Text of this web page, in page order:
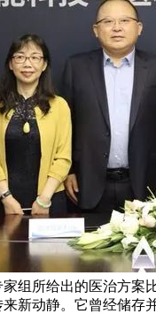
组所给出的医治方
新动静。它曾经储